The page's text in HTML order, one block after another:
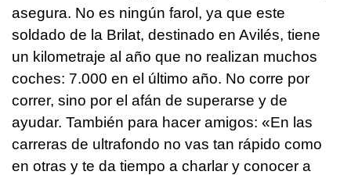
asegura. No es ningún farol, ya que este
soldado de la Brilat, destinado en Avilés, tiene
un kilometraje al año que no realizan muchos
coches: 7.000 en el último año. No corre por
correr, sino por el afán de superarse y de
ayudar. También para hacer amigos: «En las
carreras de ultrafondo no vas tan rápido como
en otras y te da tiempo a charlar y conocer a